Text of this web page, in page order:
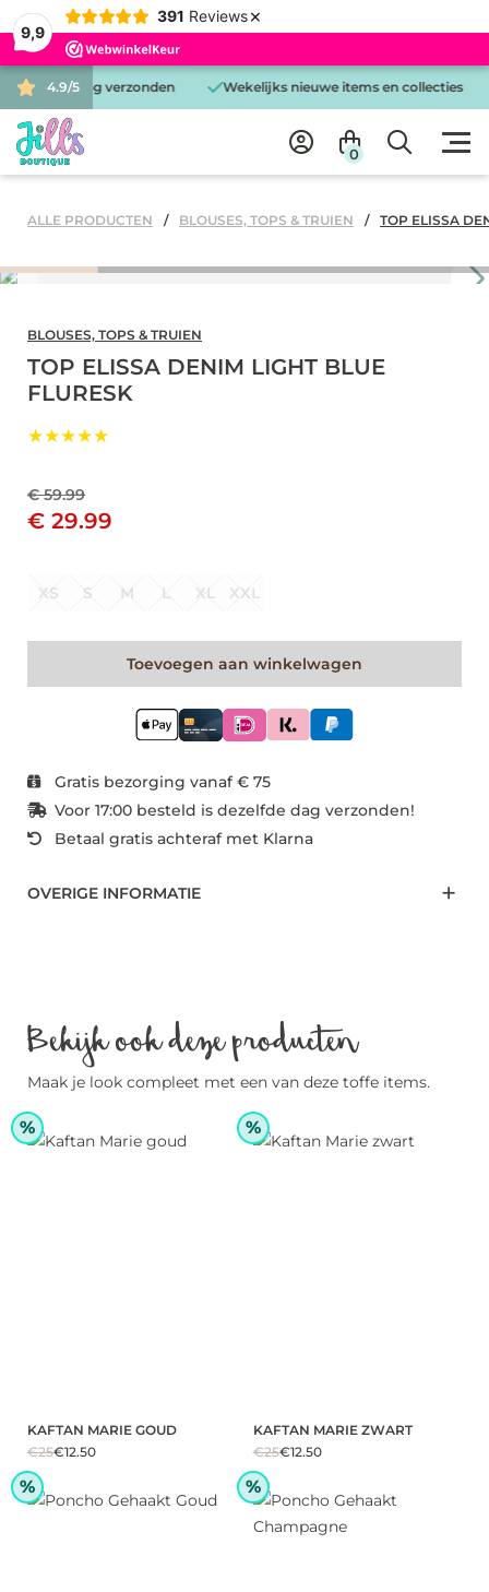
9,9
391 Reviews ×
4.9/5
dezelfde dag verzonden Wekelijks nieuwe items en collecties
0
ALLE PRODUCTEN BLOUSES, TOPS & TRUIEN TOP ELISSA
BLOUSES, TOPS & TRUIEN
TOP ELISSA DENIM LIGHT BLUE
FLURESK
★★★★★
€ 59.99
€ 29.99
XS S M L XL XXL
Toevoegen aan winkelwagen
Gratis bezorging vanaf € 75
Voor 17:00 besteld is dezelfde dag verzonden!
Betaal gratis achteraf met Klarna
OVERIGE INFORMATIE
Bekijk ook deze producten
Maak je look compleet met een van deze toffe items.
%
KAFTAN MARIE GOUD
€25€12.50
%
KAFTAN MARIE ZWART
€25€12.50
% %